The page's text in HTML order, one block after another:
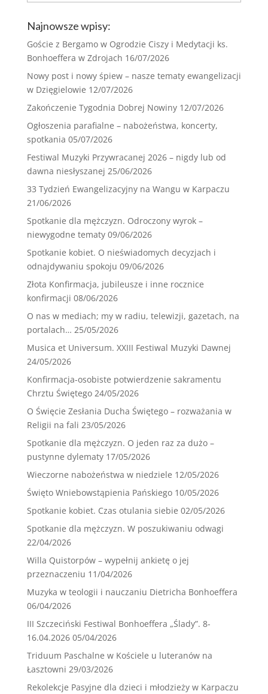
Najnowsze wpisy:
Goście z Bergamo w Ogrodzie Ciszy i Medytacji ks.
Bonhoeffera w Zdrojach 16/07/2026
Nowy post i nowy śpiew – nasze tematy ewangelizacji
w Dzięgielowie 12/07/2026
Zakończenie Tygodnia Dobrej Nowiny 12/07/2026
Ogłoszenia parafialne – nabożeństwa, koncerty,
spotkania 05/07/2026
Festiwal Muzyki Przywracanej 2026 – nigdy lub od
dawna niesłyszanej 25/06/2026
33 Tydzień Ewangelizacyjny na Wangu w Karpaczu
21/06/2026
Spotkanie dla mężczyzn. Odroczony wyrok –
niewygodne tematy 09/06/2026
Spotkanie kobiet. O nieświadomych decyzjach i
odnajdywaniu spokoju 09/06/2026
Złota Konfirmacja, jubileusze i inne rocznice
konfirmacji 08/06/2026
O nas w mediach; my w radiu, telewizji, gazetach, na
portalach… 25/05/2026
Musica et Universum. XXIII Festiwal Muzyki Dawnej
24/05/2026
Konfirmacja-osobiste potwierdzenie sakramentu
Chrztu Świętego 24/05/2026
O Święcie Zesłania Ducha Świętego – rozważania w
Religii na fali 23/05/2026
Spotkanie dla mężczyzn. O jeden raz za dużo –
pustynne dylematy 17/05/2026
Wieczorne nabożeństwa w niedziele 12/05/2026
Święto Wniebowstąpienia Pańskiego 10/05/2026
Spotkanie kobiet. Czas otulania siebie 02/05/2026
Spotkanie dla mężczyzn. W poszukiwaniu odwagi
22/04/2026
Willa Quistorpów – wypełnij ankietę o jej
przeznaczeniu 11/04/2026
Muzyka w teologii i nauczaniu Dietricha Bonhoeffera
06/04/2026
III Szczeciński Festiwal Bonhoeffera „Ślady”. 8-
16.04.2026 05/04/2026
Triduum Paschalne w Kościele u luteranów na
Łasztowni 29/03/2026
Rekolekcje Pasyjne dla dzieci i młodzieży w Karpaczu